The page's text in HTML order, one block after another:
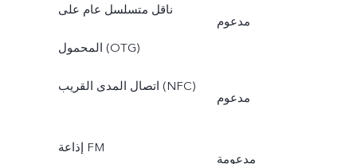
ناقل متسلسل عام على
المحمول (OTG)
مدعوم
اتصال المدى القريب (NFC)
مدعوم
إذاعة FM
مدعومة